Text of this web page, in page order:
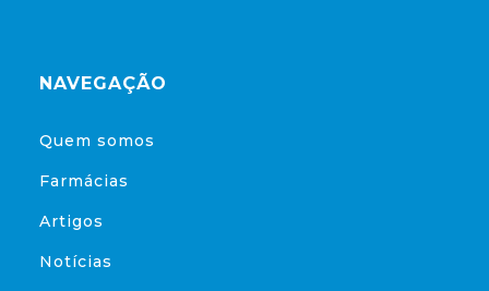
NAVEGAÇÃO
Quem somos
Farmácias
Artigos
Notícias